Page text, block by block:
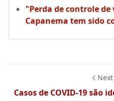
"Perda de controle de
Capanema tem sido
Casos de COVID-19 são